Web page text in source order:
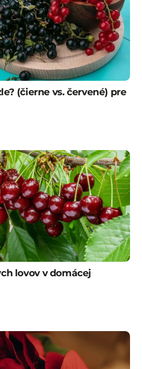
(čierne vs. červené) pre
lovov v domácej